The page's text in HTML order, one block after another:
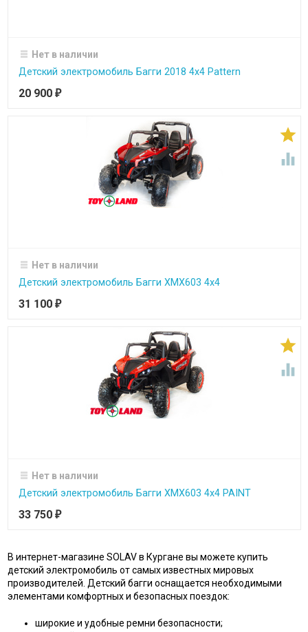
Нет в наличии
Детский электромобиль Багги 2018 4х4 Pattern
20 900 ₽


Нет в наличии
Детский электромобиль Багги ХМХ603 4х4
31 100 ₽


Нет в наличии
Детский электромобиль Багги ХМХ603 4х4 PAINT
33 750 ₽
В интернет-магазине SOLAV в Кургане вы можете купить
детский электромобиль от самых известных мировых
производителей. Детский багги оснащается необходимыми
элементами комфортных и безопасных поездок:
широкие и удобные ремни безопасности;